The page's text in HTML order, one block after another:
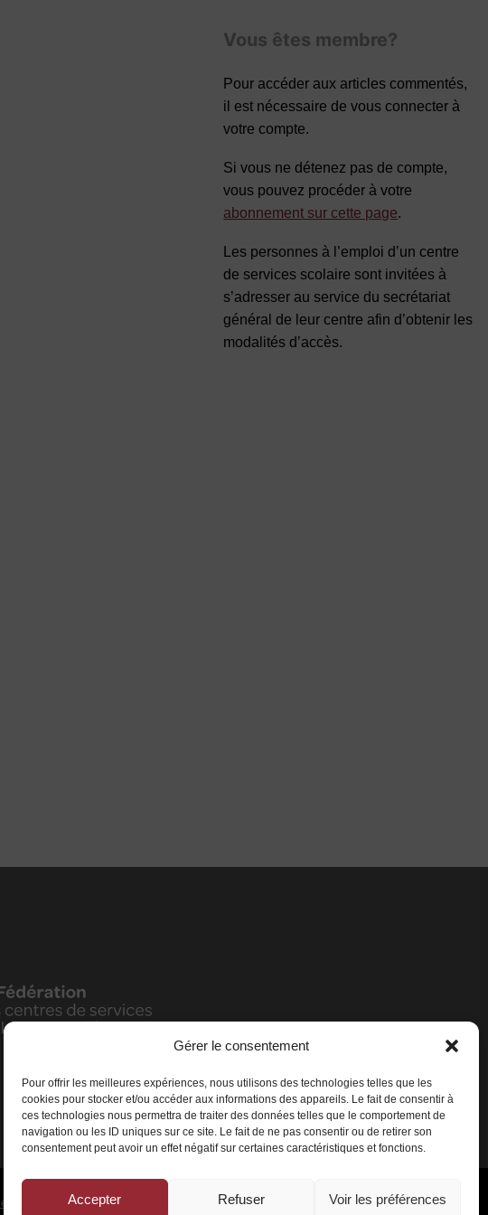
Gérer le consentement
Pour offrir les meilleures expériences, nous utilisons des technologies telles que les
cookies pour stocker et/ou accéder aux informations des appareils. Le fait de consentir à
ces technologies nous permettra de traiter des données telles que le comportement de
navigation ou les ID uniques sur ce site. Le fait de ne pas consentir ou de retirer son
consentement peut avoir un effet négatif sur certaines caractéristiques et fonctions.
Accepter Refuser Voir les préférences
Vous êtes membre?
Pour accéder aux articles commentés,
il est nécessaire de vous connecter à
votre compte.
Si vous ne détenez pas de compte,
vous pouvez procéder à votre
abonnement sur cette page.
Les personnes à l’emploi d’un centre
de services scolaire sont invitées à
s’adresser au service du secrétariat
général de leur centre afin d’obtenir les
modalités d’accès.
de cookies